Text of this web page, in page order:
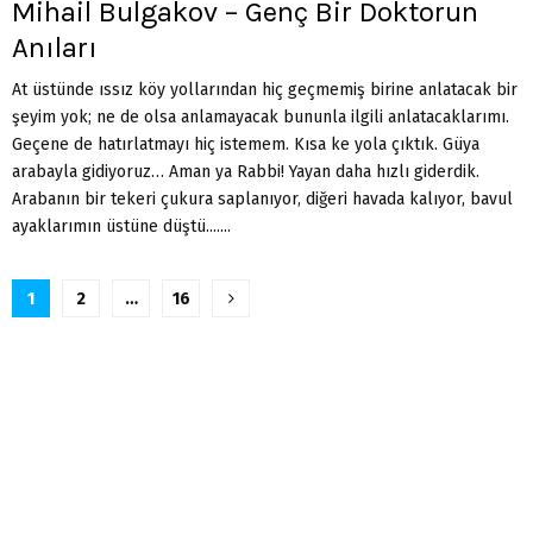
Mihail Bulgakov – Genç Bir Doktorun
Anıları
At üstünde ıssız köy yollarından hiç geçmemiş birine anlatacak bir
şeyim yok; ne de olsa anlamayacak bununla ilgili anlatacaklarımı.
Geçene de hatırlatmayı hiç istemem. Kısa ke yola çıktık. Güya
arabayla gidiyoruz… Aman ya Rabbi! Yayan daha hızlı giderdik.
Arabanın bir tekeri çukura saplanıyor, diğeri havada kalıyor, bavul
ayaklarımın üstüne düştü.......
Yazı
1 2 … 16